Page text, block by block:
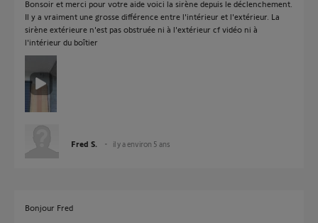
Bonsoir et merci pour votre aide voici la sirène depuis le déclenchement.
Il y a vraiment une grosse différence entre l'intérieur et l'extérieur. La
sirène extérieure n'est pas obstruée ni à l'extérieur cf vidéo ni à
l'intérieur du boîtier
Fred S. il y a environ 5 ans
Bonjour Fred